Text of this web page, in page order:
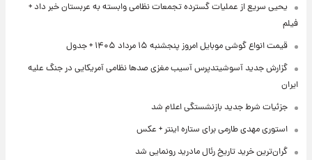
یحیی سریع از عملیات گسترده تجمعات نظامی وابسته به عربستان خبر داد +
فیلم
قیمت انواع گوشی موبایل امروز پنجشنبه ۱۵ مرداد ۱۴۰۵ + جدول
گزارش جدید آسوشیتدپرس آسیب مغزی صدها نظامی آمریکایی در جنگ علیه
ایران
جزئیات شرط جدید بازنشستگی اعلام شد
استوری مهدی طارمی برای ستاره اینتر + عکس
گران‌ترین خرید تاریخ رئال مادرید رونمایی شد